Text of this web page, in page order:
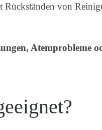
von
Atemprobleme